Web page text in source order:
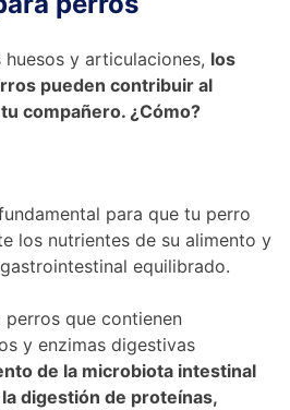
y articulaciones, los
pueden contribuir al
compañero. ¿Cómo?
para que tu perro
los nutrientes de su alimento y
equilibrado.
que contienen
y enzimas digestivas
de la microbiota intestinal
digestión de proteínas,